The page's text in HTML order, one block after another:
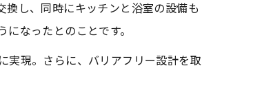
し、同時にキッチンと浴室の設備も
なったとのことです。
実現。さらに、バリアフリー設計を取